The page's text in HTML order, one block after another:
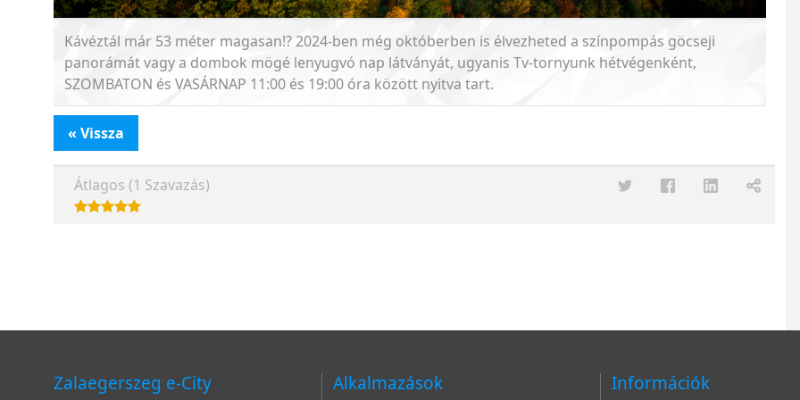
Kávéztál már 53 méter magasan!? 2024-ben még októberben is élvezheted a színpompás göcseji
panorámát vagy a dombok mögé lenyugvó nap látványát, ugyanis Tv-tornyunk hétvégenként,
SZOMBATON és VASÁRNAP 11:00 és 19:00 óra között nyitva tart.
« Vissza
Átlagos (1 Szavazás)
Zalaegerszeg e-City Alkalmazások Információk